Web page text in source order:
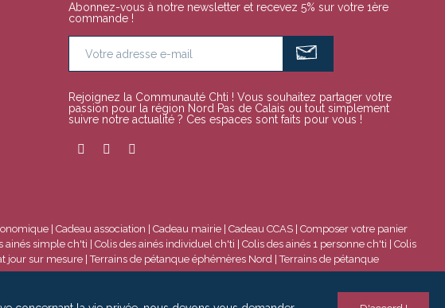
Abonnez-vous à notre newsletter et recevez 5% sur votre 1ère
commande !
Rejoignez la Communauté Chti ! Vous souhaitez partager votre
passion pour la région Nord Pas de Calais ou tout simplement
suivre notre actualité ? Ces espaces sont faits pour vous !
Cadeau association Cadeau mairie Cadeau CCAS Composer votre panier
ainés simple ch'ti Colis des ainés individuel ch'ti Colis des ainés 1 personne ch'ti
Colis
jour sur mesure |Terrains de pétanque éphémères Nord |Terrains de pétanque